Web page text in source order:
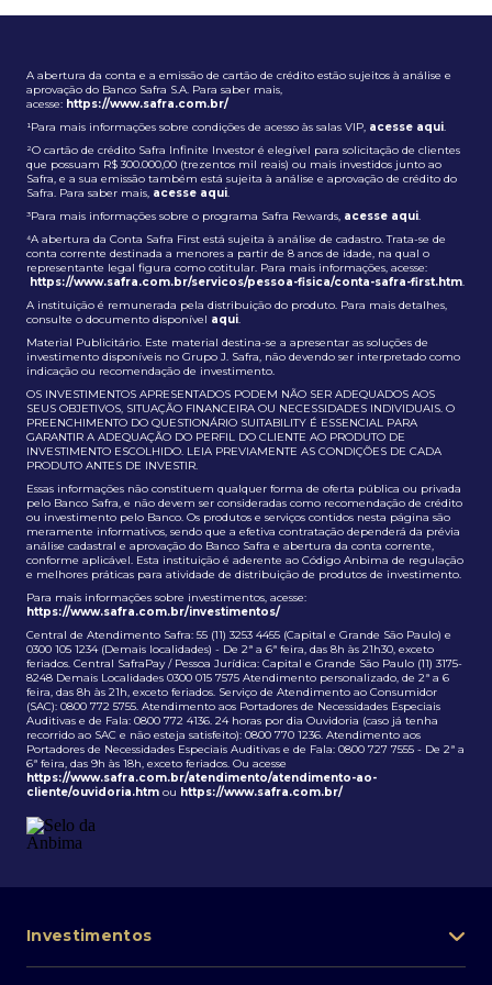
A abertura da conta e a emissão de cartão de crédito estão sujeitos à análise e
aprovação do Banco Safra S.A. Para saber mais,
acesse: https://www.safra.com.br/
¹Para mais informações sobre condições de acesso às salas VIP, acesse aqui.
²O cartão de crédito Safra Infinite Investor é elegível para solicitação de clientes
que possuam R$ 300.000,00 (trezentos mil reais) ou mais investidos junto ao
Safra, e a sua emissão também está sujeita à análise e aprovação de crédito do
Safra. Para saber mais, acesse aqui.
³Para mais informações sobre o programa Safra Rewards, acesse aqui.
⁴A abertura da Conta Safra First está sujeita à análise de cadastro. Trata-se de
conta corrente destinada a menores a partir de 8 anos de idade, na qual o
representante legal figura como cotitular. Para mais informações, acesse:
https://www.safra.com.br/servicos/pessoa-fisica/conta-safra-first.htm.
A instituição é remunerada pela distribuição do produto. Para mais detalhes,
consulte o documento disponível aqui.
Material Publicitário. Este material destina-se a apresentar as soluções de
investimento disponíveis no Grupo J. Safra, não devendo ser interpretado como
indicação ou recomendação de investimento.
OS INVESTIMENTOS APRESENTADOS PODEM NÃO SER ADEQUADOS AOS
SEUS OBJETIVOS, SITUAÇÃO FINANCEIRA OU NECESSIDADES INDIVIDUAIS. O
PREENCHIMENTO DO QUESTIONÁRIO SUITABILITY É ESSENCIAL PARA
GARANTIR A ADEQUAÇÃO DO PERFIL DO CLIENTE AO PRODUTO DE
INVESTIMENTO ESCOLHIDO. LEIA PREVIAMENTE AS CONDIÇÕES DE CADA
PRODUTO ANTES DE INVESTIR.
Essas informações não constituem qualquer forma de oferta pública ou privada
pelo Banco Safra, e não devem ser consideradas como recomendação de crédito
ou investimento pelo Banco. Os produtos e serviços contidos nesta página são
meramente informativos, sendo que a efetiva contratação dependerá da prévia
análise cadastral e aprovação do Banco Safra e abertura da conta corrente,
conforme aplicável. Esta instituição é aderente ao Código Anbima de regulação
e melhores práticas para atividade de distribuição de produtos de investimento.
Para mais informações sobre investimentos, acesse:
https://www.safra.com.br/investimentos/
Central de Atendimento Safra: 55 (11) 3253 4455 (Capital e Grande São Paulo) e
0300 105 1234 (Demais localidades) - De 2ª a 6ª feira, das 8h às 21h30, exceto
feriados. Central SafraPay / Pessoa Jurídica: Capital e Grande São Paulo (11) 3175-
8248 Demais Localidades 0300 015 7575 Atendimento personalizado, de 2ª a 6
feira, das 8h às 21h, exceto feriados. Serviço de Atendimento ao Consumidor
(SAC): 0800 772 5755. Atendimento aos Portadores de Necessidades Especiais
Auditivas e de Fala: 0800 772 4136. 24 horas por dia Ouvidoria (caso já tenha
recorrido ao SAC e não esteja satisfeito): 0800 770 1236. Atendimento aos
Portadores de Necessidades Especiais Auditivas e de Fala: 0800 727 7555 - De 2ª a
6ª feira, das 9h às 18h, exceto feriados. Ou acesse
https://www.safra.com.br/atendimento/atendimento-ao-
cliente/ouvidoria.htm ou https://www.safra.com.br/
Investimentos